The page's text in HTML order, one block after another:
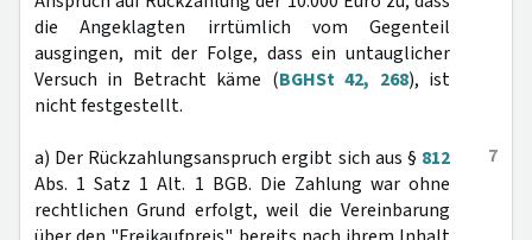
die Angeklagten irrtümlich vom Gegenteil
ausgingen, mit der Folge, dass ein untauglicher
Versuch in Betracht käme (BGHSt 42, 268), ist
nicht festgestellt.
7
a) Der Rückzahlungsanspruch ergibt sich aus § 812
Abs. 1 Satz 1 Alt. 1 BGB. Die Zahlung war ohne
rechtlichen Grund erfolgt, weil die Vereinbarung